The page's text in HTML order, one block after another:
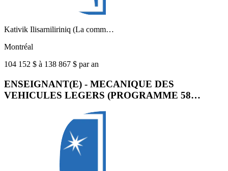
Kativik Ilisarniliriniq (La comm…
Montréal
104 152 $ à 138 867 $ par an
ENSEIGNANT(E) - MECANIQUE DES
VEHICULES LEGERS (PROGRAMME 58…